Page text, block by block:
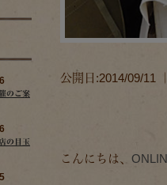
のご案
の目玉
公開日:2014/09/11
こんにちは、